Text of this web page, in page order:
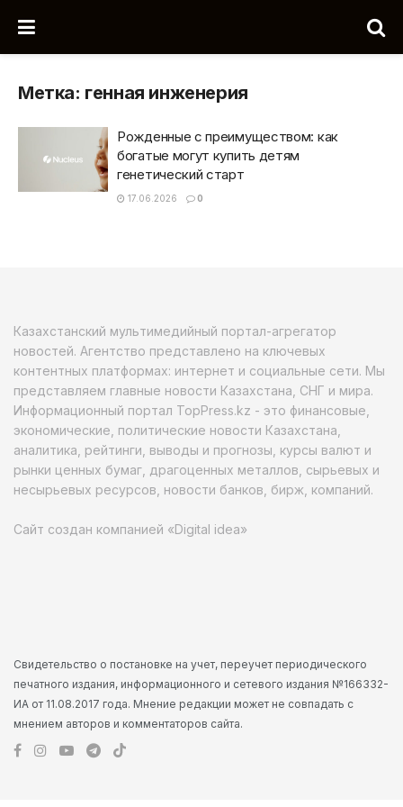
Метка: генная инженерия
Рожденные с преимуществом: как
богатые могут купить детям
генетический старт
17.06.2026 0
Казахстанский мультимедийный портал-агрегатор
новостей. Агентство представлено на ключевых
контентных платформах: интернет и социальные сети. Мы
представляем главные новости Казахстана, СНГ и мира.
Информационный портал TopPress.kz - это финансовые,
экономические, политические новости Казахстана,
аналитика, рейтинги, выводы и прогнозы, курсы валют и
рынки ценных бумаг, драгоценных металлов, сырьевых и
несырьевых ресурсов, новости банков, бирж, компаний.
Сайт создан компанией «Digital idea»
Свидетельство о постановке на учет, переучет периодического
печатного издания, информационного и сетевого издания №166332-
ИА от 11.08.2017 года. Мнение редакции может не совпадать с
мнением авторов и комментаторов сайта.